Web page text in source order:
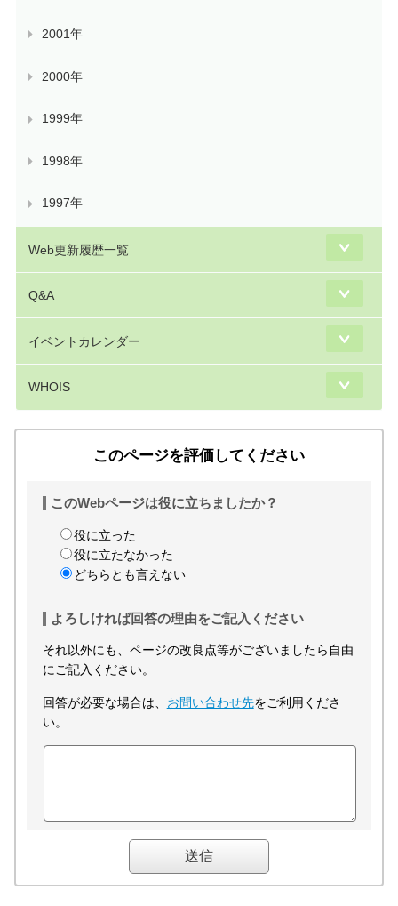
2001年
2000年
1999年
1998年
1997年
Web更新履歴一覧
Q&A
イベントカレンダー
WHOIS
このページを評価してください
このWebページは役に立ちましたか？
役に立った
役に立たなかった
どちらとも言えない
よろしければ回答の理由をご記入ください
それ以外にも、ページの改良点等がございましたら自由
にご記入ください。
回答が必要な場合は、 お問い合わせ先をご利用くださ
い。